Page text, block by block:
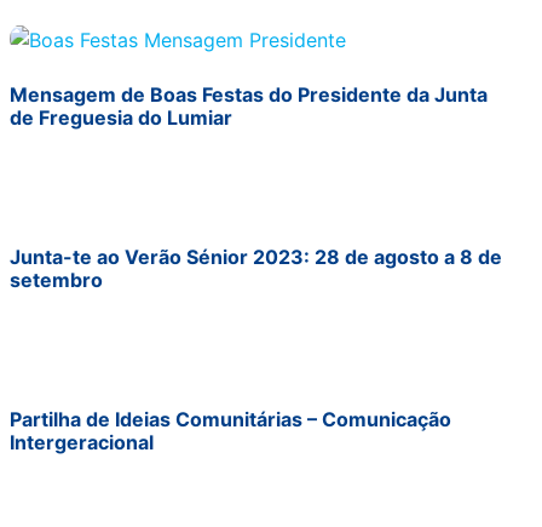
Mensagem de Boas Festas do Presidente da Junta
de Freguesia do Lumiar
Junta-te ao Verão Sénior 2023: 28 de agosto a 8 de
setembro
Partilha de Ideias Comunitárias – Comunicação
Intergeracional